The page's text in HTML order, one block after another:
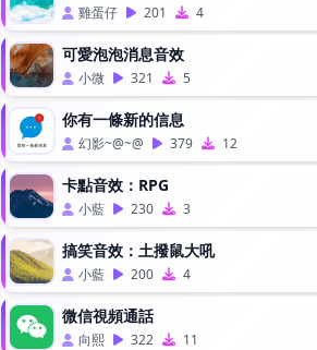
雞蛋仔 201 4
可愛泡泡消息音效
小微 321 5
你有一條新的信息
幻影~@~@ 379 12
卡點音效：RPG
小藍 230 3
搞笑音效：土撥鼠大吼
小藍 200 4
微信視頻通話
向熙 322 11